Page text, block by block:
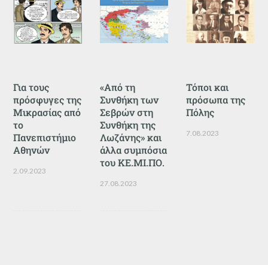
Για τους
πρόσφυγες της
Μικρασίας από
το
Πανεπιστήμιο
Αθηνών
2.09.2023
«Από τη
Συνθήκη των
Σεβρών στη
Συνθήκη της
Λωζάνης» και
άλλα συμπόσια
του ΚΕ.ΜΙ.ΠΟ.
27.08.2023
Τόποι και
πρόσωπα της
Πόλης
7.08.2023